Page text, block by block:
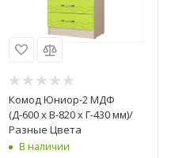
Комод Юниор-2 МДФ
(Д-600 х В-820 х Г-430 мм)/
Разные Цвета
В наличии